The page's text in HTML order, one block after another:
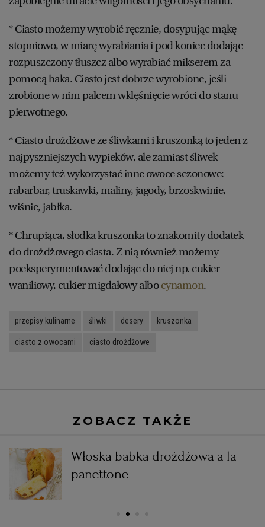
* Ciasto możemy wyrobić ręcznie, dosypując mąkę
stopniowo, w miarę wyrabiania i pod koniec dodając
rozpuszczony tłuszcz albo wyrabiać mikserem za
pomocą haka. Ciasto jest dobrze wyrobione, jeśli
zrobione w nim palcem wklęśnięcie wróci do stanu
pierwotnego.
* Ciasto drożdżowe ze śliwkami i kruszonką to jeden z
najpyszniejszych wypieków, ale zamiast śliwek
możemy też wykorzystać inne owoce sezonowe:
rabarbar, truskawki, maliny, jagody, brzoskwinie,
wiśnie, jabłka.
* Chrupiąca, słodka kruszonka to znakomity dodatek
do drożdżowego ciasta. Z nią również możemy
poeksperymentować dodając do niej np. cukier
waniliowy, cukier migdałowy albocynamon.
przepisy kulinarne śliwki desery kruszonka
ciasto z owocami ciasto drożdżowe
ZOBACZ TAKŻE
Włoska babka drożdżowa a la
panettone